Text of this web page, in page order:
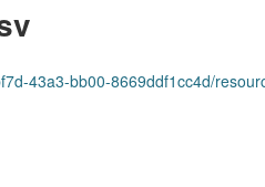
43a3-bb00-8669ddf1cc4d/